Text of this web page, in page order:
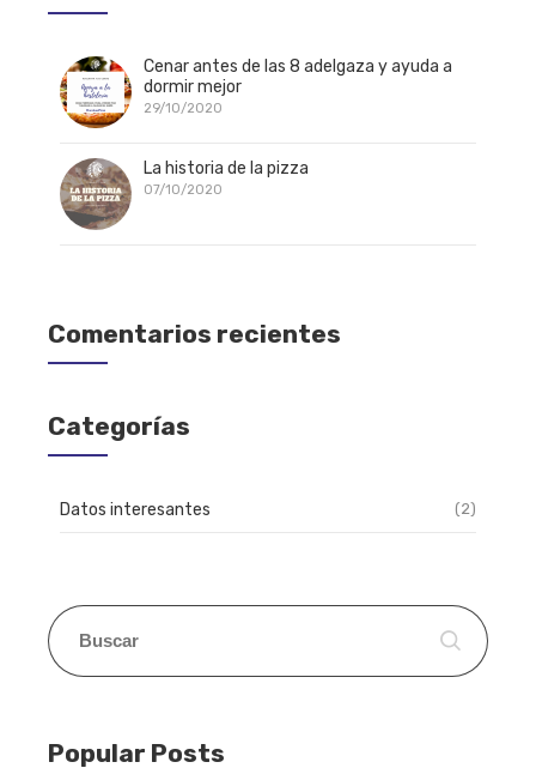
Cenar antes de las 8 adelgaza y ayuda a
dormir mejor
29/10/2020
La historia de la pizza
07/10/2020
Comentarios recientes
Categorías
Datos interesantes (2)
Popular Posts